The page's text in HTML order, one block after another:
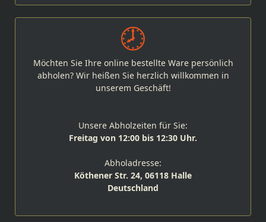
Möchten Sie Ihre online bestellte Ware persönlich
abholen? Wir heißen Sie herzlich willkommen in
unserem Geschäft!
Unsere Abholzeiten für Sie:
Freitag von 12:00 bis 12:30 Uhr.
Abholadresse:
Köthener Str. 24, 06118 Halle
Deutschland